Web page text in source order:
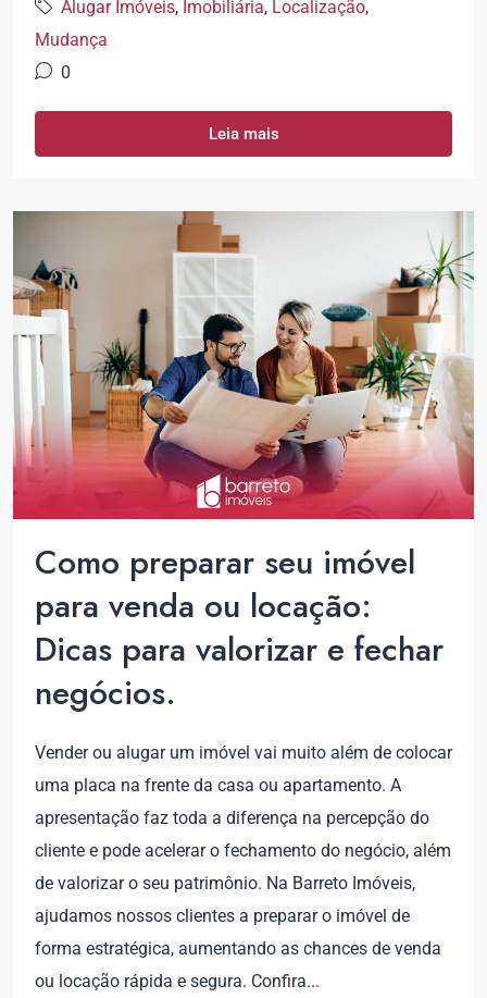
Alugar Imóveis, Imobiliária, Localização,
Mudança
0
Leia mais
Como preparar seu imóvel
para venda ou locação:
Dicas para valorizar e fechar
negócios.
Vender ou alugar um imóvel vai muito além de colocar
uma placa na frente da casa ou apartamento. A
apresentação faz toda a diferença na percepção do
cliente e pode acelerar o fechamento do negócio, além
de valorizar o seu patrimônio. Na Barreto Imóveis,
ajudamos nossos clientes a preparar o imóvel de
forma estratégica, aumentando as chances de venda
ou locação rápida e segura. Confira...